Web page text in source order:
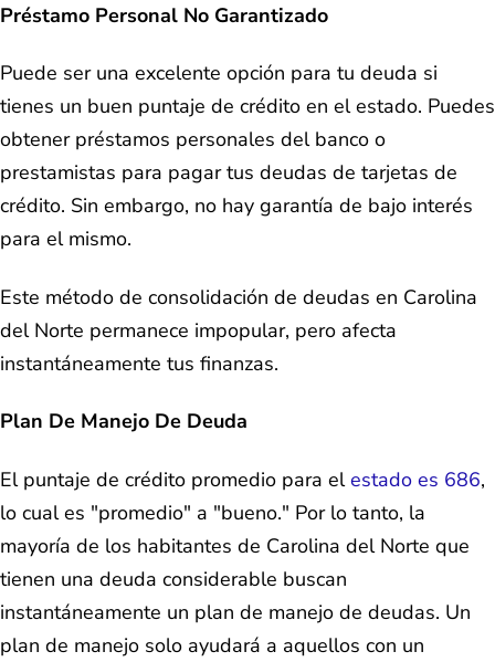
Préstamo Personal No Garantizado
Puede ser una excelente opción para tu deuda si
tienes un buen puntaje de crédito en el estado. Puedes
obtener préstamos personales del banco o
prestamistas para pagar tus deudas de tarjetas de
crédito. Sin embargo, no hay garantía de bajo interés
para el mismo.
Este método de consolidación de deudas en Carolina
del Norte permanece impopular, pero afecta
instantáneamente tus finanzas.
Plan De Manejo De Deuda
El puntaje de crédito promedio para elestado es 686,
lo cual es "promedio" a "bueno." Por lo tanto, la
mayoría de los habitantes de Carolina del Norte que
tienen una deuda considerable buscan
instantáneamente un plan de manejo de deudas. Un
plan de manejo solo ayudará a aquellos con un